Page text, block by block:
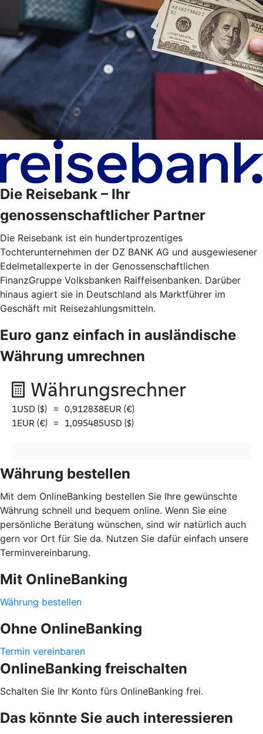
Die Reisebank – Ihr
genossenschaftlicher Partner
Die Reisebank ist ein hundertprozentiges
Tochterunternehmen der DZ BANK AG und ausgewiesener
Edelmetallexperte in der Genossenschaftlichen
FinanzGruppe Volksbanken Raiffeisenbanken. Darüber
hinaus agiert sie in Deutschland als Marktführer im
Geschäft mit Reisezahlungsmitteln.
Euro ganz einfach in ausländische
Währung umrechnen
Währung bestellen
Mit dem OnlineBanking bestellen Sie Ihre gewünschte
Währung schnell und bequem online. Wenn Sie eine
persönliche Beratung wünschen, sind wir natürlich auch
gern vor Ort für Sie da. Nutzen Sie dafür einfach unsere
Terminvereinbarung.
Mit OnlineBanking
Währung bestellen
Ohne OnlineBanking
Termin vereinbaren
OnlineBanking freischalten
Schalten Sie Ihr Konto fürs OnlineBanking frei.
Das könnte Sie auch interessieren